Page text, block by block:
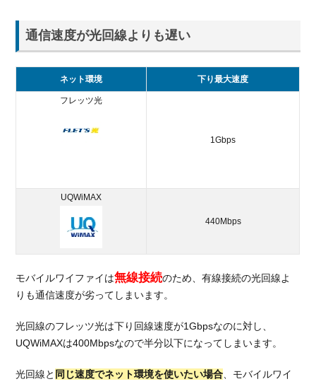
通信速度が光回線よりも遅い
ネット環境 下り最大速度
フレッツ光
1Gbps
UQWiMAX
440Mbps
モバイルワイファイは無線接続のため、有線接続の光回線よ
りも通信速度が劣ってしまいます。
光回線のフレッツ光は下り回線速度が1Gbpsなのに対し、
UQWiMAXは400Mbpsなので半分以下になってしまいます。
光回線と 同じ速度でネット環境を使いたい場合 、モバイルワイ